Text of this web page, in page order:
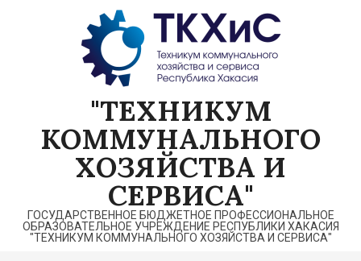
"ТЕХНИКУМ
КОММУНАЛЬНОГО
ХОЗЯЙСТВА И
СЕРВИСА"
ГОСУДАРСТВЕННОЕ БЮДЖЕТНОЕ ПРОФЕССИОНАЛЬНОЕ
ОБРАЗОВАТЕЛЬНОЕ УЧРЕЖДЕНИЕ РЕСПУБЛИКИ ХАКАСИЯ
"ТЕХНИКУМ КОММУНАЛЬНОГО ХОЗЯЙСТВА И СЕРВИСА"